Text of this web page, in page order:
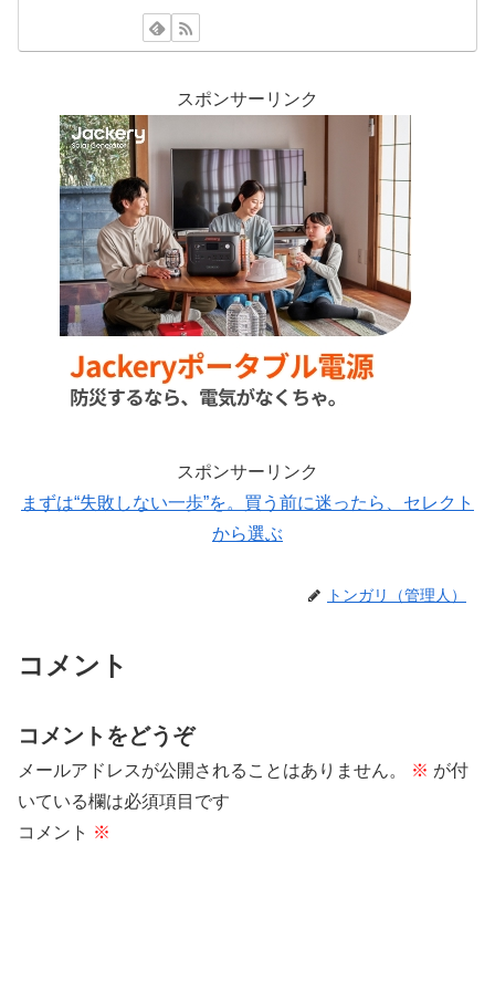
スポンサーリンク
スポンサーリンク
まずは“失敗しない一歩”を。買う前に迷ったら、セレクト
から選ぶ
トンガリ（管理人）
コメント
コメントをどうぞ
メールアドレスが公開されることはありません。 ※ が付
いている欄は必須項目です
コメント ※